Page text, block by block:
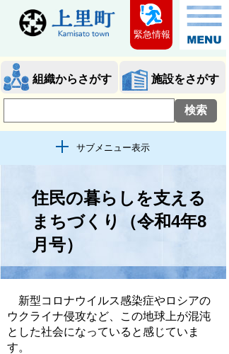
組織からさがす 施設をさがす
サブメニュー表示
緊急情報
住民の暮らしを支える
まちづくり（令和4年8
月号）
新型コロナウイルス感染症やロシアの
ウクライナ侵攻など、この地球上が混沌
とした社会になっていると感じていま
す。